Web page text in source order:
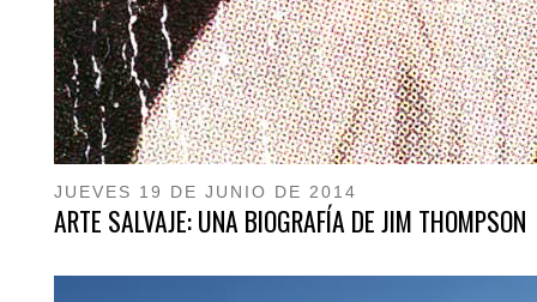
JUEVES 19 DE JUNIO DE 2014
ARTE SALVAJE: UNA BIOGRAFÍA DE JIM THOMPSON